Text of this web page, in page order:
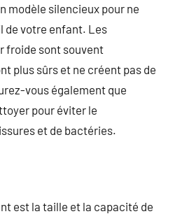
modèle silencieux pour ne
de votre enfant. Les
froide sont souvent
plus sûrs et ne créent pas de
vous également que
pour éviter le
et de bactéries.
est la taille et la capacité de